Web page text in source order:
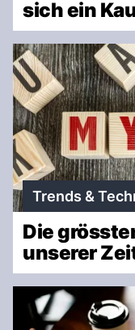
sich ein
Trends &
Die
unserer